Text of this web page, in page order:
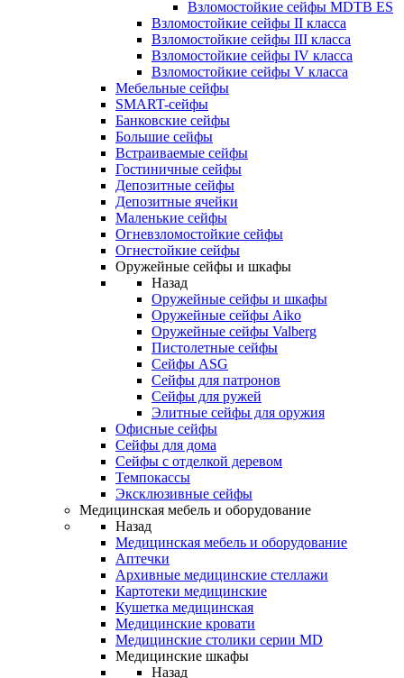
Взломостойкие сейфы MDTB ES
Взломостойкие сейфы II класса
Взломостойкие сейфы III класса
Взломостойкие сейфы IV класса
Взломостойкие сейфы V класса
Мебельные сейфы
SMART-сейфы
Банковские сейфы
Большие сейфы
Встраиваемые сейфы
Гостиничные сейфы
Депозитные сейфы
Депозитные ячейки
Маленькие сейфы
Огневзломостойкие сейфы
Огнестойкие сейфы
Оружейные сейфы и шкафы
Назад
Оружейные сейфы и шкафы
Оружейные сейфы Aiko
Оружейные сейфы Valberg
Пистолетные сейфы
Сейфы ASG
Сейфы для патронов
Сейфы для ружей
Элитные сейфы для оружия
Офисные сейфы
Сейфы для дома
Сейфы с отделкой деревом
Темпокассы
Эксклюзивные сейфы
Медицинская мебель и оборудование
Назад
Медицинская мебель и оборудование
Аптечки
Архивные медицинские стеллажи
Картотеки медицинские
Кушетка медицинская
Медицинские кровати
Медицинские столики серии MD
Медицинские шкафы
Назад